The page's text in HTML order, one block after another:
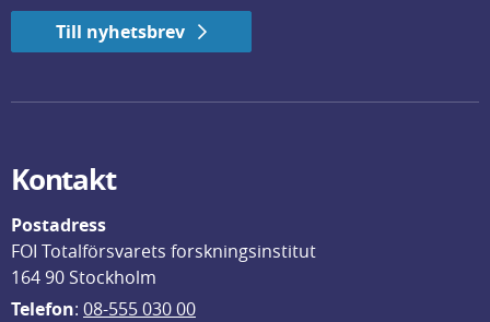
Till nyhetsbrev
Kontakt
Postadress
FOI Totalförsvarets forskningsinstitut
164 90 Stockholm
Telefon: 08-555 030 00